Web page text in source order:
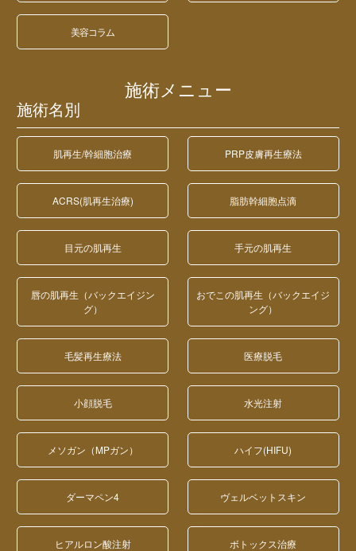
美容コラム
施術メニュー
施術名別
肌再生/幹細胞治療 PRP皮膚再生療法
ACRS(肌再生治療) 脂肪幹細胞点滴
目元の肌再生 手元の肌再生
唇の肌再生（バックエイジン
グ）
おでこの肌再生（バックエイジ
ング）
毛髪再生療法 医療脱毛
小顔脱毛 水光注射
メソガン（MPガン） ハイフ(HIFU)
ダーマペン4 ヴェルベットスキン
ヒアルロン酸注射 ボトックス治療